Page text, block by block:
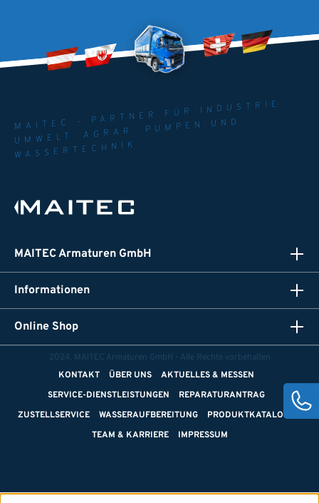
MAITEC - PARTNER FÜR INDUSTRIE.
UMWELT. AGRAR. PUMPEN UND
WASSERTECHNIK
MAITEC Armaturen GmbH
Informationen
Online Shop
2024, MAITEC Armaturen GmbH - Alle Rechte vorbehalten
KONTAKT
ÜBER UNS
AKTUELLES & MESSEN
SERVICE-DIENSTLEISTUNGEN
REPARATURANTRAG
ZUSTELLSERVICE
WASSERAUFBEREITUNG
PRODUKTKATALOGE
TEAM & KARRIERE
IMPRESSUM